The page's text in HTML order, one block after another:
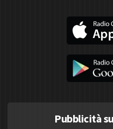
Pubblicità